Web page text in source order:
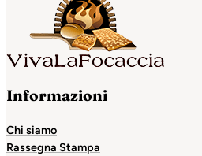
Informazioni
Chi siamo
Rassegna Stampa